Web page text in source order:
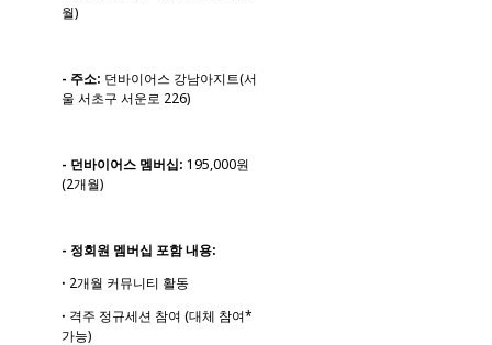
월)
- 주소: 던바이어스 강남아지트(서
울 서초구 서운로 226)
- 던바이어스 멤버십: 195,000원
(2개월)
- 정회원 멤버십 포함 내용:
ꞏ 2개월 커뮤니티 활동
ꞏ 격주 정규세션 참여 (대체 참여*
가능)